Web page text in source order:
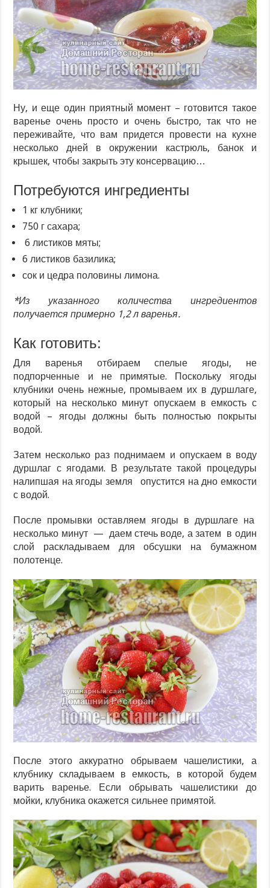
Ну, и еще один приятный момент – готовится такое
варенье очень просто и очень быстро, так что не
переживайте, что вам придется провести на кухне
несколько дней в окружении кастрюль, банок и
крышек, чтобы закрыть эту консервацию…
Потребуются ингредиенты
1 кг клубники;
750 г сахара;
6 листиков мяты;
6 листиков базилика;
сок и цедра половины лимона.
*Из указанного количества ингредиентов
получается примерно 1,2 л варенья.
Как готовить:
Для варенья отбираем спелые ягоды, не
подпорченные и не примятые. Поскольку ягоды
клубники очень нежные, промываем их в дуршлаге,
который на несколько минут опускаем в емкость с
водой – ягоды должны быть полностью покрыты
водой.
Затем несколько раз поднимаем и опускаем в воду
дуршлаг с ягодами. В результате такой процедуры
налипшая на ягоды земля опустится на дно емкости
с водой.
После промывки оставляем ягоды в дуршлаге на
несколько минут — даем стечь воде, а затем в один
слой раскладываем для обсушки на бумажном
полотенце.
После этого аккуратно обрываем чашелистики, а
клубнику складываем в емкость, в которой будем
варить варенье. Если обрывать чашелистики до
мойки, клубника окажется сильнее примятой.